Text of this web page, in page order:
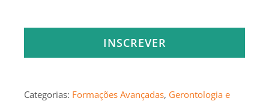
INSCREVER
Categorias: Formações Avançadas, Gerontologia e